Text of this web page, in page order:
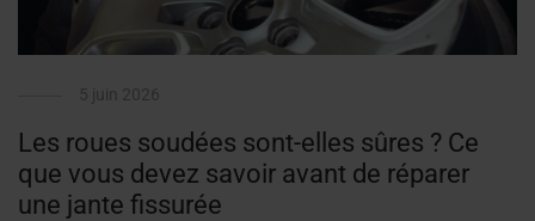
Les roues soudées sont-elles sûres ? Ce
que vous devez savoir avant de réparer
une jante fissurée